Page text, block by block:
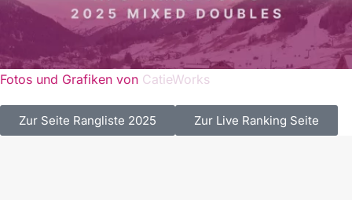
Fotos und Grafiken von CatieWorks
Zur Seite Rangliste 2025 Zur Live Ranking Seite